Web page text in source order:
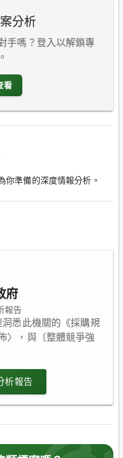
分析
手嗎？登入以解鎖專
看
你準備的深度情報分析。
府
報告
悉此機關的《採購規
〉，與〔整體競爭強
析報告